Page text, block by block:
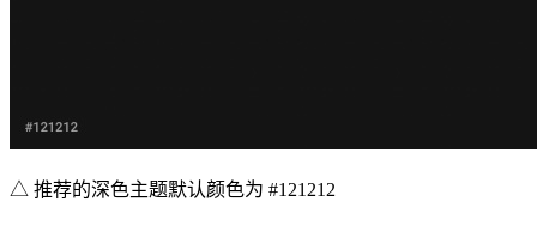
△ 推荐的深色主题默认颜色为 #121212